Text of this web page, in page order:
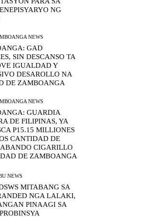
NG
NEWS
GAD
SIN DESCANSO TA
IGUALDAD Y
DESAROLLO NA
DE ZAMBOANGA
NEWS
GUARDIA
DE FILIPINAS, YA
P15.15 MILLIONES
CANTIDAD DE
CIGARILLO
DE ZAMBOANGA
NEWS
MITABANG SA
NGA LALAKI,
PINAAGI SA